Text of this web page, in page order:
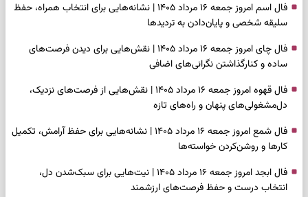
فال اسم امروز جمعه ۱۶ مرداد ۱۴۰۵ | نشانه‌هایی برای انتخاب همراه، حفظ
سلیقه شخصی و پایان‌دادن به تردیدها
فال چای امروز جمعه ۱۶ مرداد ۱۴۰۵ | نقش‌هایی برای دیدن فرصت‌های
ساده و کنارگذاشتن نگرانی‌های اضافی
فال قهوه امروز جمعه ۱۶ مرداد ۱۴۰۵ | نقش‌هایی از فرصت‌های نزدیک،
دل‌مشغولی‌های پنهان و راه‌های تازه
فال شمع امروز جمعه ۱۶ مرداد ۱۴۰۵ | نشانه‌هایی برای حفظ آرامش، تکمیل
کارها و روشن‌کردن خواسته‌ها
فال ابجد امروز جمعه ۱۶ مرداد ۱۴۰۵ | نیت‌هایی برای سبک‌شدن دل،
انتخاب درست و حفظ فرصت‌های ارزشمند